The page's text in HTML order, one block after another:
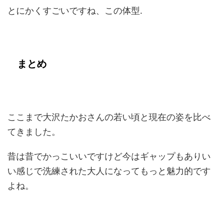
とにかくすごいですね、この体型.
まとめ
ここまで大沢たかおさんの若い頃と現在の姿を比べ
てきました。
昔は昔でかっこいいですけど今はギャップもありい
い感じで洗練された大人になってもっと魅力的です
よね。